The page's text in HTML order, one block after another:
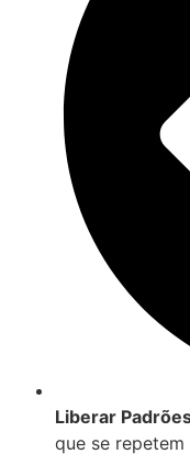
Liberar
que se repetem